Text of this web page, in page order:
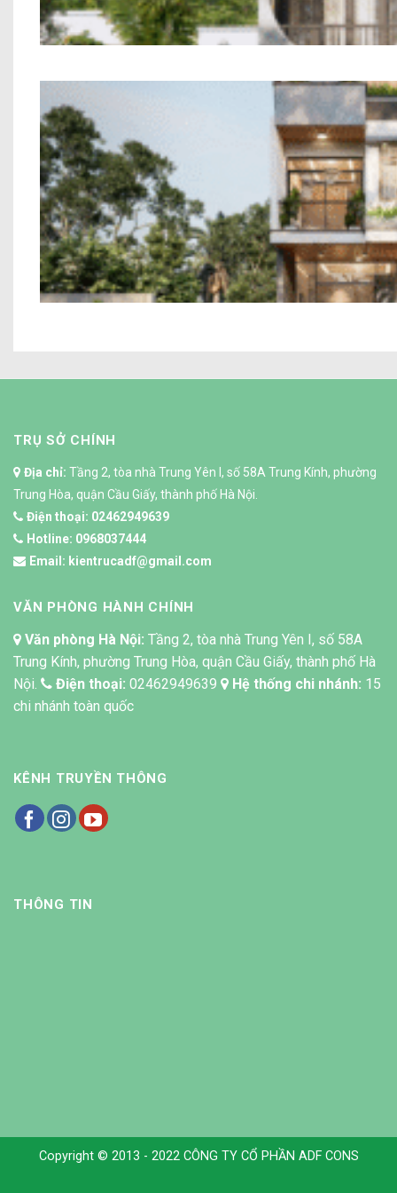
Mẫu Nhà Phố 2
Mẫu Nhà 2
TRỤ SỞ CHÍNH
Địa chỉ: Tầng 2, tòa nhà Trung Yên I, số 58A Trung Kính, phường
Trung Hòa, quận Cầu Giấy, thành phố Hà Nội.
Điện thoại: 02462949639
Hotline: 0968037444
Email: kientrucadf@gmail.com
VĂN PHÒNG HÀNH CHÍNH
Văn phòng Hà Nội: Tầng 2, tòa nhà Trung Yên I, số 58A
Trung Kính, phường Trung Hòa, quận Cầu Giấy, thành phố Hà
Nội.
Điện thoại: 02462949639 Hệ thống chi nhánh: 15
chi nhánh toàn quốc
KÊNH TRUYỀN THÔNG
THÔNG TIN
Copyright © 2013 - 2022 CÔNG TY CỔ PHẦN ADF CONS